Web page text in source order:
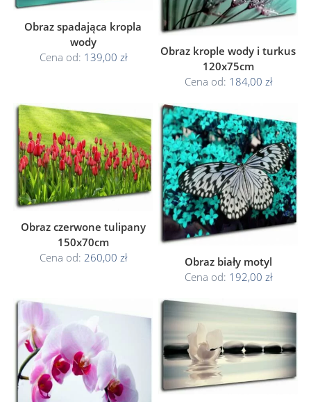
Obraz spadająca kropla
wody
Cena od: 139,00 zł
Obraz krople wody i turkus
120x75cm
Cena od: 184,00 zł
Obraz czerwone tulipany
150x70cm
Cena od: 260,00 zł
Obraz biały motyl
Cena od: 192,00 zł